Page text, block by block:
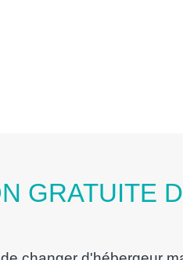
GRATUITE